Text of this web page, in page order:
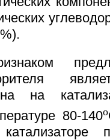
на
80-140o